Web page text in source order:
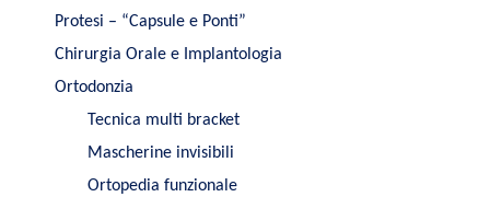
Protesi – “Capsule e Ponti”
Chirurgia Orale e Implantologia
Ortodonzia
Tecnica multi bracket
Mascherine invisibili
Ortopedia funzionale